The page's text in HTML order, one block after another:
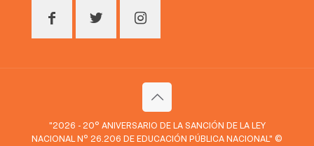
"2026 - 20° ANIVERSARIO DE LA SANCIÓN DE LA LEY
NACIONAL N° 26.206 DE EDUCACIÓN PÚBLICA NACIONAL" ©